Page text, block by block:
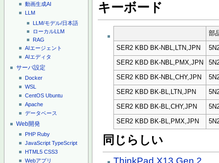
動画生成AI
LLM
LLM/モデル/日本語
ローカルLLM
RAG
AIエージェント
AIエディタ
サーバ設定
Docker
WSL
CentOS Ubuntu
Apache
データベース
Web開発
PHP Ruby
JavaScript TypeScript
HTML5 CSS3
Webアプリ
キーボード
部
SER2 KBD BK-NBL,LTN,JPN
SER2 KBD BK-NBL,PMX,JPN
SER2 KBD BK-NBL,CHY,JPN
SER2 KBD BK-BL,LTN,JPN
SER2 KBD BK-BL,CHY,JPN
SER2 KBD BK-BL,PMX,JPN
同じらしい
ThinkPad X13 Gen 2